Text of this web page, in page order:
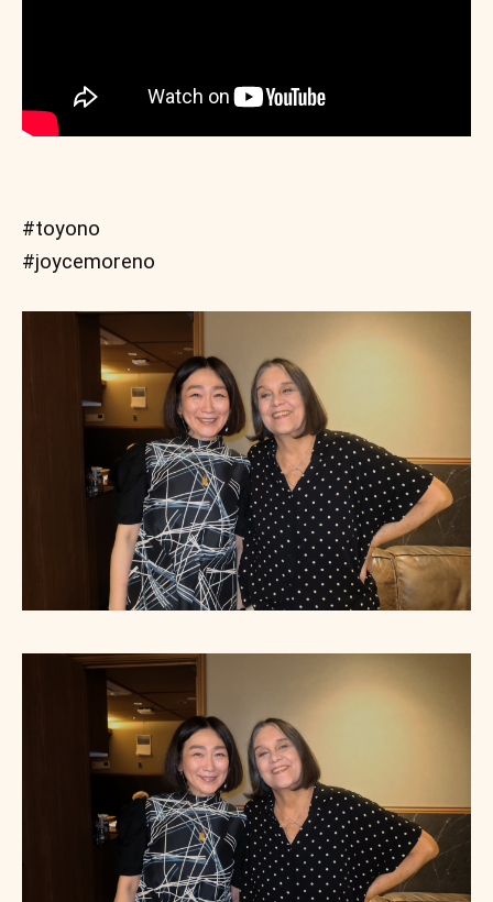
#toyono
#joycemoreno